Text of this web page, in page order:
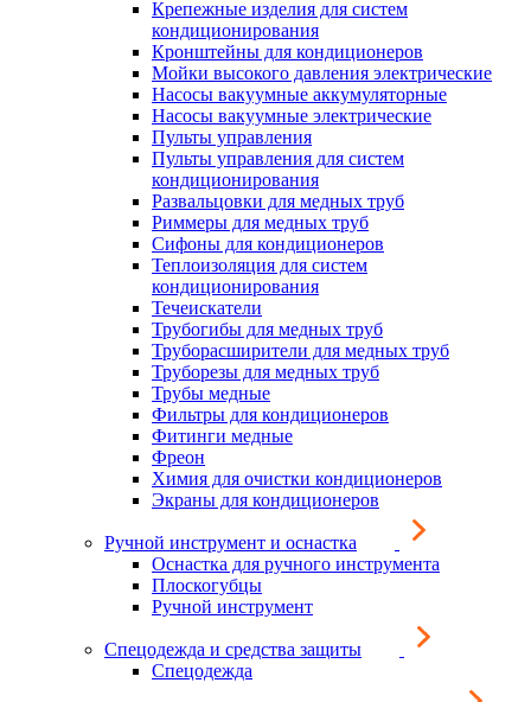
Крепежные изделия для систем
кондиционирования
Кронштейны для кондиционеров
Мойки высокого давления электрические
Насосы вакуумные аккумуляторные
Насосы вакуумные электрические
Пульты управления
Пульты управления для систем
кондиционирования
Развальцовки для медных труб
Риммеры для медных труб
Сифоны для кондиционеров
Теплоизоляция для систем
кондиционирования
Течеискатели
Трубогибы для медных труб
Труборасширители для медных труб
Труборезы для медных труб
Трубы медные
Фильтры для кондиционеров
Фитинги медные
Фреон
Химия для очистки кондиционеров
Экраны для кондиционеров
Ручной инструмент и оснастка
Оснастка для ручного инструмента
Плоскогубцы
Ручной инструмент
Спецодежда и средства защиты
Спецодежда